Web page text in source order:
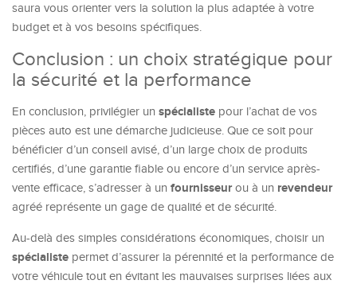
saura vous orienter vers la solution la plus adaptée à votre
budget et à vos besoins spécifiques.
Conclusion : un choix stratégique pour
la sécurité et la performance
En conclusion, privilégier un spécialiste pour l’achat de vos
pièces auto est une démarche judicieuse. Que ce soit pour
bénéficier d’un conseil avisé, d’un large choix de produits
certifiés, d’une garantie fiable ou encore d’un service après-
vente efficace, s’adresser à un fournisseurou à un revendeur
agréé représente un gage de qualité et de sécurité.
Au-delà des simples considérations économiques, choisir un
spécialiste permet d’assurer la pérennité et la performance de
votre véhicule tout en évitant les mauvaises surprises liées aux